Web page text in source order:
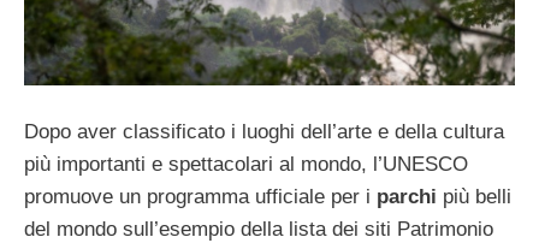
Dopo aver classificato i luoghi dell’arte e della cultura
più importanti e spettacolari al mondo, l’UNESCO
promuove un programma ufficiale per i parchi più belli
del mondo sull’esempio della lista dei siti Patrimonio